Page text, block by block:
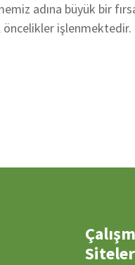
adına büyük bir
işlenmektedir.